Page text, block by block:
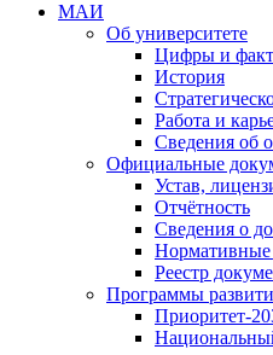
МАИ
Об университете
Цифры и
История
Работа и
Сведения об
Официальные
Устав,
Отчётность
Сведения о
Реестр
Программы
Приоритет-